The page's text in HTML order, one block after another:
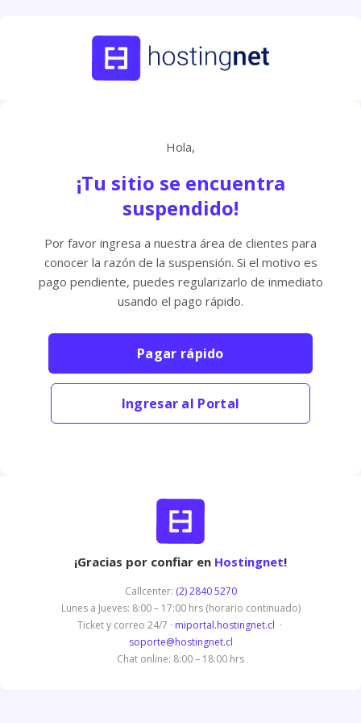
Hola,
¡Tu sitio se encuentra
suspendido!
Por favor ingresa a nuestra área de clientes para
conocer la razón de la suspensión. Si el motivo es
pago pendiente, puedes regularizarlo de inmediato
usando el pago rápido.
Pagar rápido
Ingresar al Portal
¡Gracias por confiar en Hostingnet!
Callcenter: (2) 2840 5270
Lunes a Jueves: 8:00 – 17:00 hrs (horario continuado)
Ticket y correo 24/7 · miportal.hostingnet.cl ·
soporte@hostingnet.cl
Chat online: 8:00 – 18:00 hrs